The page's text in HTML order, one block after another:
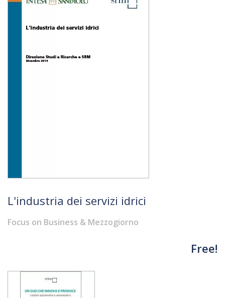
L'industria dei servizi idrici
Focus on Business & Mezzogiorno
Free!